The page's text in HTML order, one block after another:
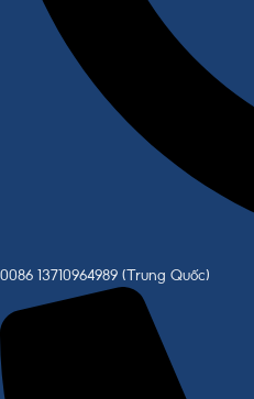
0086 13710964989 (Trung Quốc)